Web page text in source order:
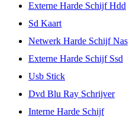
Externe Harde Schijf Hdd
Sd Kaart
Netwerk Harde Schijf Nas
Externe Harde Schijf Ssd
Usb Stick
Dvd Blu Ray Schrijver
Interne Harde Schijf